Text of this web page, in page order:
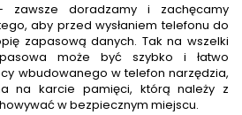
zawsze doradzamy i zachęcamy
aby przed wysłaniem telefonu do
zapasową danych. Tak na wszelki
może być szybko i łatwo
wbudowanego w telefon narzędzia,
na karcie pamięci, którą należy z
w bezpiecznym miejscu.